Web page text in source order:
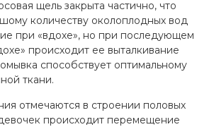
щель закрыта частично, что
количеству околоплодных вод
при «вдохе», но при последующем
происходит ее выталкивание
способствует оптимальному
ткани.
отмечаются в строении половых
происходит перемещение